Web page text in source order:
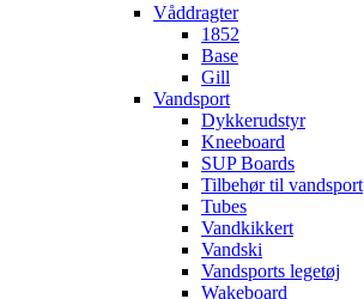
Våddragter
1852
Base
Gill
Vandsport
Dykkerudstyr
Kneeboard
SUP Boards
Tilbehør til vandsport
Tubes
Vandkikkert
Vandski
Vandsports legetøj
Wakeboard